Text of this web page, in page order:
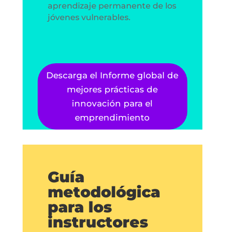
aprendizaje permanente de los
jóvenes vulnerables.
Descarga el Informe global de
mejores prácticas de
innovación para el
emprendimiento
Guía
metodológica
para los
instructores